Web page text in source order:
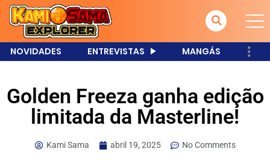
NOVIDADES ENTREVISTAS MANGÁS
Golden Freeza ganha edição
limitada da Masterline!
Kami Sama abril 19, 2025 No Comments